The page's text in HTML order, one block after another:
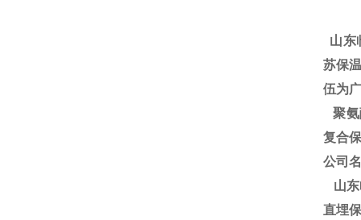
山东
苏保
伍为
聚氨
复合
公司
山东
直埋